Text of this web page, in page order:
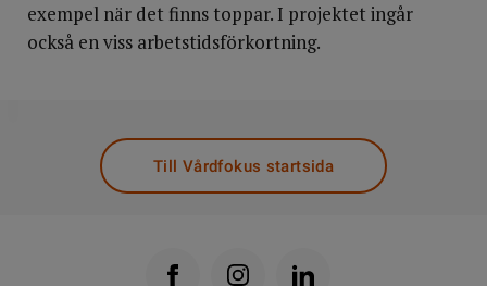
exempel när det finns toppar. I projektet ingår
också en viss arbetstidsförkortning.
Till Vårdfokus startsida